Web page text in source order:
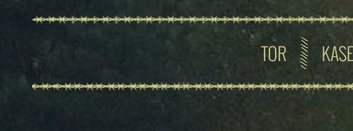
TOR